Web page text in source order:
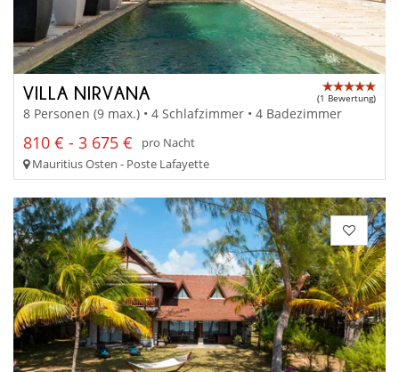
VILLA NIRVANA (1 Bewertung)
8 Personen (9 max.) • 4 Schlafzimmer • 4 Badezimmer
810 € - 3 675 €
pro Nacht
Mauritius Osten - Poste Lafayette